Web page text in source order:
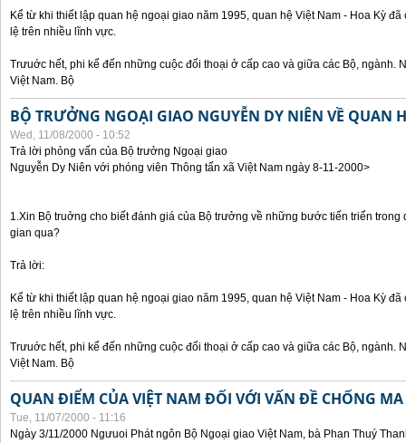
Kể từ khi thiết lập quan hệ ngoại giao năm 1995, quan hệ Việt Nam - Hoa Kỳ
lệ trên nhiều lĩnh vực.
Trưuớc hết, phi kể đến những cuộc đối thoại ở cấp cao và giữa các Bộ, ngành.
Việt Nam. Bộ
BỘ TRƯỞNG NGOẠI GIAO NGUYỄN DY NIÊN VỀ QUAN
Wed, 11/08/2000 - 10:52
Trả lời phỏng vấn của Bộ trưởng Ngoại giao
Nguyễn Dy Niên với phóng viên Thông tấn xã Việt Nam ngày 8-11-2000>
1.Xin Bộ truởng cho biết đánh giá của Bộ trưởng về những bước tiến triển trong
gian qua?
Trả lời:
Kể từ khi thiết lập quan hệ ngoại giao năm 1995, quan hệ Việt Nam - Hoa Kỳ
lệ trên nhiều lĩnh vực.
Trưuớc hết, phi kể đến những cuộc đối thoại ở cấp cao và giữa các Bộ, ngành.
Việt Nam. Bộ
QUAN ĐIỂM CỦA VIỆT NAM ĐỐI VỚI VẤN ĐỀ CHỐNG MA
Tue, 11/07/2000 - 11:16
Ngày 3/11/2000 Ngưuoi Phát ngôn Bộ Ngoại giao Việt Nam, bà Phan Thuý